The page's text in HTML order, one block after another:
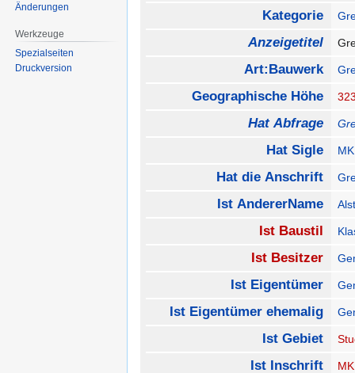
Kategorie
Anzeigetitel
Art:Bauwerk
Geographische Höhe
Hat Abfrage
Hat Sigle MK
Hat die Anschrift
Ist AndererName
Ist Baustil
Ist Besitzer
Ist Eigentümer
Ist Eigentümer ehemalig
Ist Gebiet
Ist Inschrift
Änderungen
Werkzeuge
Spezialseiten
Druckversion